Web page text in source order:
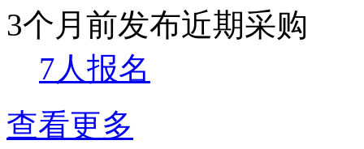
3个月前发布近期采购
7人报名
查看更多